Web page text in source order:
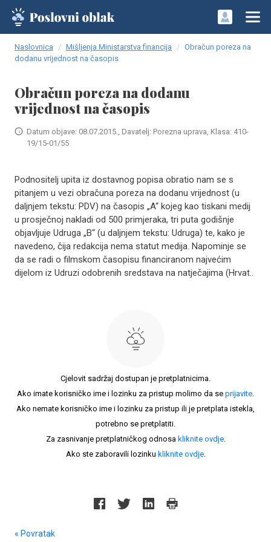
Naslovnica Mišljenja Ministarstva financija
Obračun poreza na
dodanu vrijednost na časopis
Obračun poreza na dodanu
vrijednost na časopis
Datum objave: 08.07.2015., Davatelj: Porezna uprava, Klasa: 410-
19/15-01/55
Podnositelj upita iz dostavnog popisa obratio nam se s
pitanjem u vezi obračuna poreza na dodanu vrijednost (u
daljnjem tekstu: PDV) na časopis „A“ kojeg kao tiskani medij
u prosječnoj nakladi od 500 primjeraka, tri puta godišnje
objavljuje Udruga „B“ (u daljnjem tekstu: Udruga) te, kako je
navedeno, čija redakcija nema statut medija. Napominje se
da se radi o filmskom časopisu financiranom najvećim
dijelom iz Udruzi odobrenih sredstava na natječajima (Hrvat..
Cjelovit sadržaj dostupan je pretplatnicima.
Ako imate korisničko ime i lozinku za pristup molimo da se prijavite.
Ako nemate korisničko ime i lozinku za pristup ili je pretplata istekla,
potrebno se pretplatiti.
Za zasnivanje pretplatničkog odnosa kliknite ovdje.
Ako ste zaboravili lozinku kliknite ovdje.
« Povratak